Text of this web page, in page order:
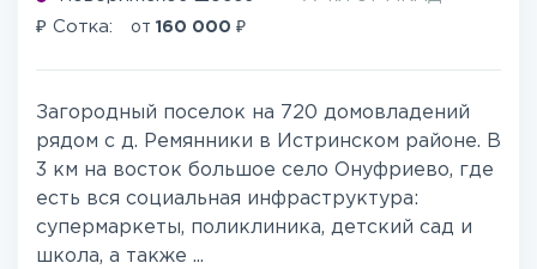
₽ Сотка: от 160 000 ₽
Загородный поселок на 720 домовладений
рядом с д. Ремянники в Истринском районе. В
3 км на восток большое село Онуфриево, где
есть вся социальная инфраструктура:
супермаркеты, поликлиника, детский сад и
школа, а также ...